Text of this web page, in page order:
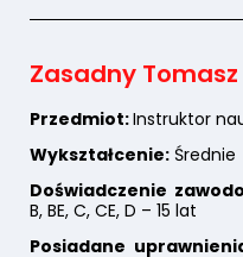
Zasadny Tomasz
Przedmiot:Instruktor
Wykształcenie: Średnie
Doświadczenie
B, BE, C, CE, D – 15 lat
Posiadane